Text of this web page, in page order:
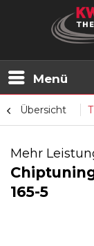
Menü
Übersicht
Mehr
165-5